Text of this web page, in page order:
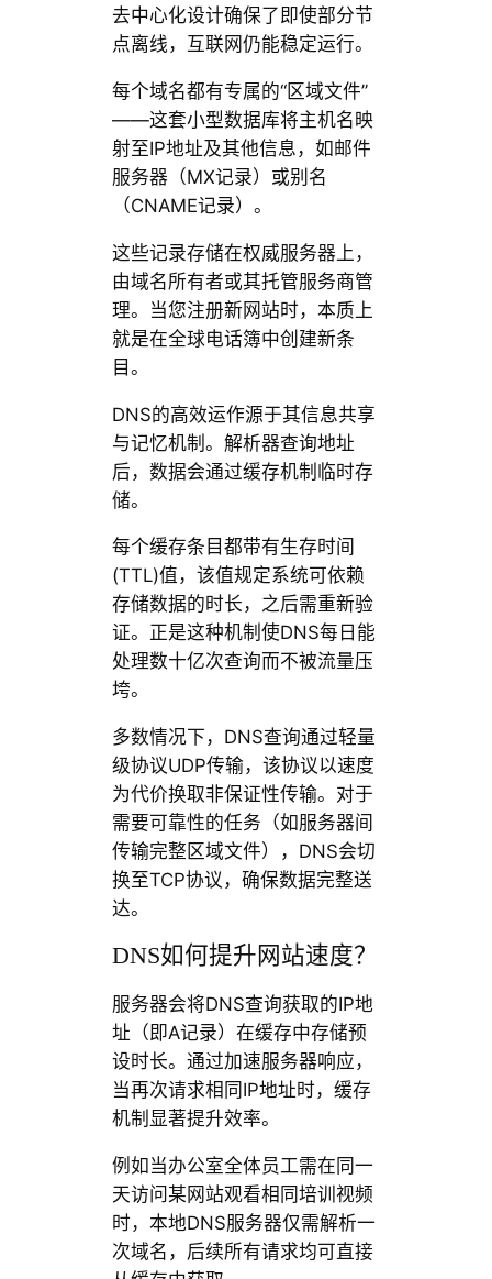
去中心化设计确保了即使部分节
点离线，互联网仍能稳定运行。
每个域名都有专属的“区域文件”
——这套小型数据库将主机名映
射至IP地址及其他信息，如邮件
服务器（MX记录）或别名
（CNAME记录）。
这些记录存储在权威服务器上，
由域名所有者或其托管服务商管
理。当您注册新网站时，本质上
就是在全球电话簿中创建新条
目。
DNS的高效运作源于其信息共享
与记忆机制。解析器查询地址
后，数据会通过缓存机制临时存
储。
每个缓存条目都带有生存时间
(TTL)值，该值规定系统可依赖
存储数据的时长，之后需重新验
证。正是这种机制使DNS每日能
处理数十亿次查询而不被流量压
垮。
多数情况下，DNS查询通过轻量
级协议UDP传输，该协议以速度
为代价换取非保证性传输。对于
需要可靠性的任务（如服务器间
传输完整区域文件），DNS会切
换至TCP协议，确保数据完整送
达。
DNS如何提升网站速度？
服务器会将DNS查询获取的IP地
址（即A记录）在缓存中存储预
设时长。通过加速服务器响应，
当再次请求相同IP地址时，缓存
机制显著提升效率。
例如当办公室全体员工需在同一
天访问某网站观看相同培训视频
时，本地DNS服务器仅需解析一
次域名，后续所有请求均可直接